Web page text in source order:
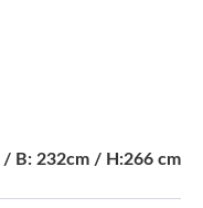
/ B: 232cm / H:266 cm